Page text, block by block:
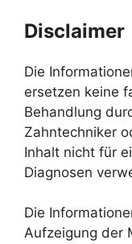
Disclaimer
Die
ersetzen keine
Behandlung
Zahntechniker
Inhalt nicht für
Diagnosen
Die
Aufzeigung der